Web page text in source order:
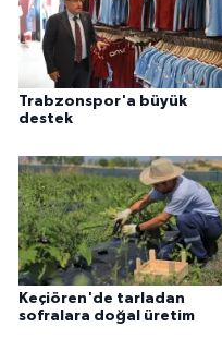
Trabzonspor'a büyük
destek
Keçiören'de tarladan
sofralara doğal üretim